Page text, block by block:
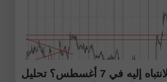
ما الذي يجب الانتباه إليه في 7 أغسطس؟ تحليل